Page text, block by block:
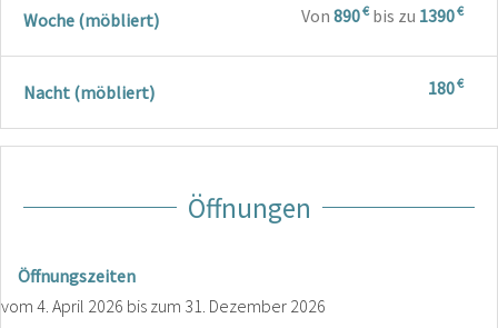
Woche (möbliert) Von 890€bis zu 1390€
Nacht (möbliert) 180€
Öffnungen
Öffnungszeiten
vom 4. April 2026 bis zum 31. Dezember 2026